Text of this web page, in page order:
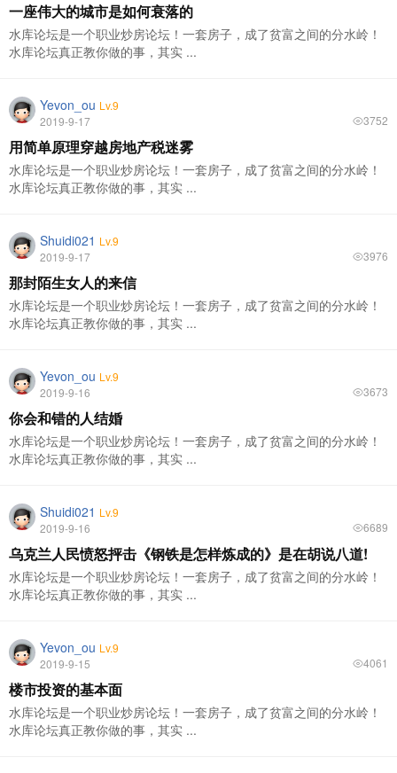
一座伟大的城市是如何衰落的
水库论坛是一个职业炒房论坛！一套房子，成了贫富之间的分水岭！
水库论坛真正教你做的事，其实 ...
Yevon_ou Lv.9
2019-9-17
3752
用简单原理穿越房地产税迷雾
水库论坛是一个职业炒房论坛！一套房子，成了贫富之间的分水岭！
水库论坛真正教你做的事，其实 ...
Shuidi021 Lv.9
2019-9-17
3976
那封陌生女人的来信
水库论坛是一个职业炒房论坛！一套房子，成了贫富之间的分水岭！
水库论坛真正教你做的事，其实 ...
Yevon_ou Lv.9
2019-9-16
3673
你会和错的人结婚
水库论坛是一个职业炒房论坛！一套房子，成了贫富之间的分水岭！
水库论坛真正教你做的事，其实 ...
Shuidi021 Lv.9
2019-9-16
6689
乌克兰人民愤怒抨击《钢铁是怎样炼成的》是在胡说八道!
水库论坛是一个职业炒房论坛！一套房子，成了贫富之间的分水岭！
水库论坛真正教你做的事，其实 ...
Yevon_ou Lv.9
2019-9-15
4061
楼市投资的基本面
水库论坛是一个职业炒房论坛！一套房子，成了贫富之间的分水岭！
水库论坛真正教你做的事，其实 ...